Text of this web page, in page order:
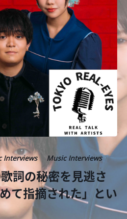
Interviews Music Interviews
詞の秘密を見逃さ
て指摘された」とい